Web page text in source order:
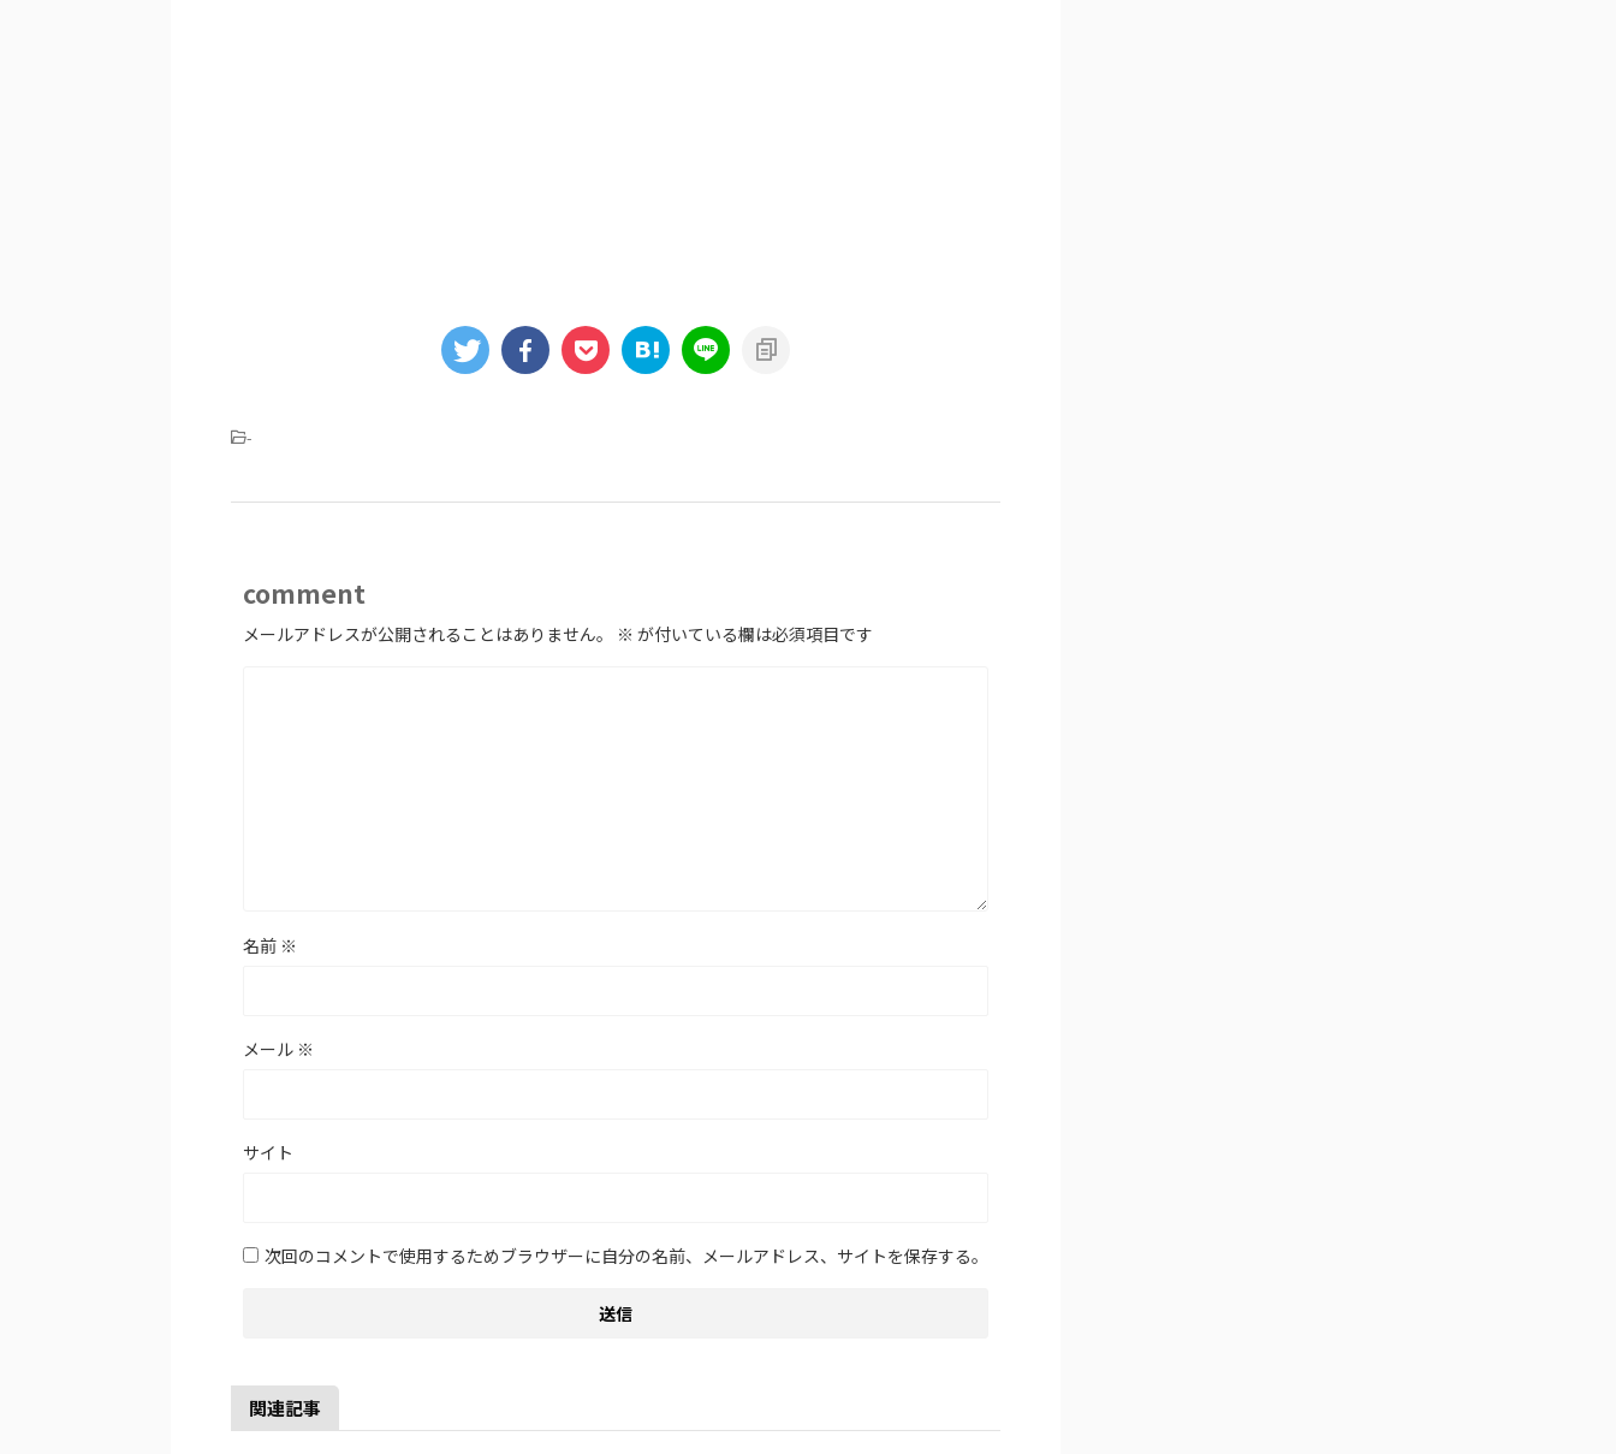
-
comment
メールアドレスが公開されることはありません。 ※ が付いている欄は必須項目です
名前 ※
メール ※
サイト
次回のコメントで使用するためブラウザーに自分の名前、メールアドレス、サイトを保存する。
関連記事